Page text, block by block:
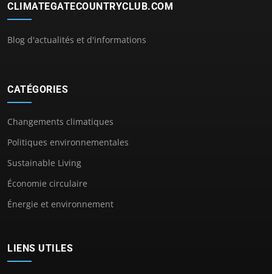
CLIMATEGATECOUNTRYCLUB.COM
Blog d'actualités et d'informations
CATÉGORIES
Changements climatiques
Politiques environnementales
Sustainable Living
Économie circulaire
Énergie et environnement
LIENS UTILES